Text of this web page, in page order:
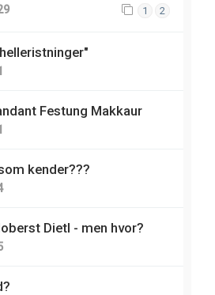
1 2
Festung Makkaur
kender???
Dietl - men hvor?